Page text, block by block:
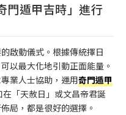
門遁甲吉時」進行
啟動儀式。根據傳統擇日
以最大化地引動正面能量。
業人士協助，運用奇門遁甲
「天赦日」或文昌帝君誕
局，都是很好的選擇。